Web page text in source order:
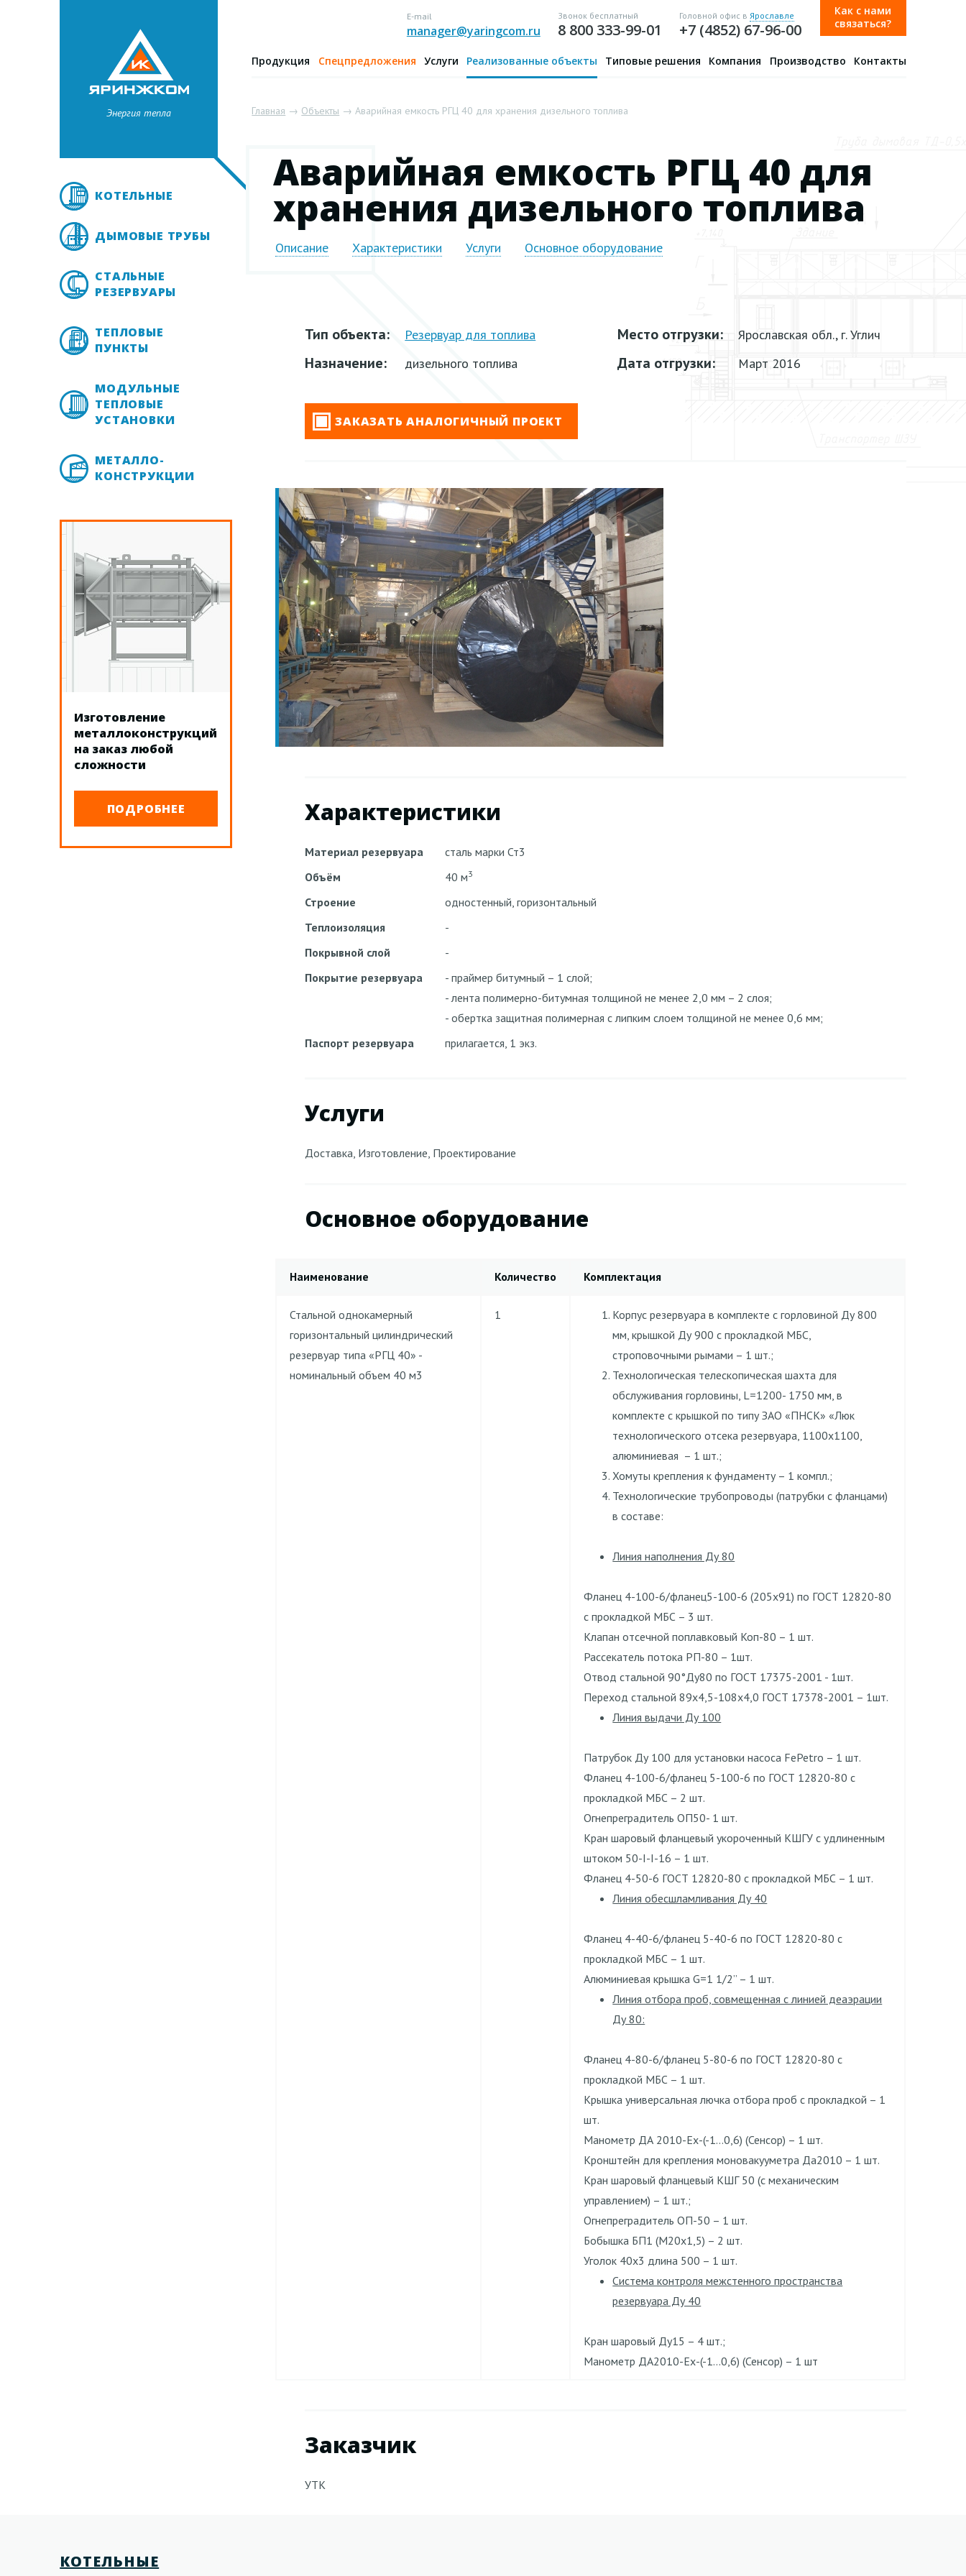
Энергия тепла
E-mail
manager@yaringcom.ru
Звонок бесплатный
8 800 333-99-01
Головной офис в Ярославле
+7 (4852) 67-96-00
Как с нами
связаться?
Продукция Спецпредложения Услуги Реализованные объекты Типовые решения Компания Производство Контакты
КОТЕЛЬНЫЕ
ДЫМОВЫЕ ТРУБЫ
СТАЛЬНЫЕ
РЕЗЕРВУАРЫ
ТЕПЛОВЫЕ
ПУНКТЫ
МОДУЛЬНЫЕ
ТЕПЛОВЫЕ
УСТАНОВКИ
МЕТАЛЛО-
КОНСТРУКЦИИ
Изготовление
металлоконструкций
на заказ любой
сложности
ПОДРОБНЕЕ
Главная → Объекты → Аварийная емкость РГЦ 40 для хранения дизельного топлива
Аварийная емкость РГЦ 40 для
хранения дизельного топлива
Описание Характеристики Услуги Основное оборудование
Тип объекта: Резервуар для топлива
Назначение: дизельного топлива
Место отгрузки: Ярославская обл., г. Углич
Дата отгрузки: Март 2016
ЗАКАЗАТЬ АНАЛОГИЧНЫЙ ПРОЕКТ
Характеристики
Материал резервуара
сталь марки Ст3
Объём
40 м3
Строение
одностенный, горизонтальный
Теплоизоляция
-
Покрывной слой
-
Покрытие резервуара
- праймер битумный – 1 слой;
- лента полимерно-битумная толщиной не менее 2,0 мм – 2 слоя;
- обертка защитная полимерная с липким слоем толщиной не менее 0,6 мм;
Паспорт резервуара
прилагается, 1 экз.
Услуги
Доставка, Изготовление, Проектирование
Основное оборудование
Наименование Количество Комплектация
Стальной однокамерный
горизонтальный цилиндрический
резервуар типа «РГЦ 40» -
номинальный объем 40 м3
1
Корпус резервуара в комплекте с горловиной Ду 800
мм, крышкой Ду 900 с прокладкой МБС,
строповочными рымами – 1 шт.;
Технологическая телескопическая шахта для
обслуживания горловины, L=1200- 1750 мм, в
комплекте с крышкой по типу ЗАО «ПНСК» «Люк
технологического отсека резервуара, 1100х1100,
алюминиевая – 1 шт.;
Хомуты крепления к фундаменту – 1 компл.;
Технологические трубопроводы (патрубки с фланцами)
в составе:
Линия наполнения Ду 80
Фланец 4-100-6/фланец5-100-6 (205х91) по ГОСТ 12820-80
с прокладкой МБС – 3 шт.
Клапан отсечной поплавковый Коп-80 – 1 шт.
Рассекатель потока РП-80 – 1шт.
Отвод стальной 90°Ду80 по ГОСТ 17375-2001 - 1шт.
Переход стальной 89х4,5-108х4,0 ГОСТ 17378-2001 – 1шт.
Линия выдачи Ду 100
Патрубок Ду 100 для установки насоса FePetro – 1 шт.
Фланец 4-100-6/фланец 5-100-6 по ГОСТ 12820-80 с
прокладкой МБС – 2 шт.
Огнепреградитель ОП50- 1 шт.
Кран шаровый фланцевый укороченный КШГУ с удлиненным
штоком 50-I-I-16 – 1 шт.
Фланец 4-50-6 ГОСТ 12820-80 с прокладкой МБС – 1 шт.
Линия обесшламливания Ду 40
Фланец 4-40-6/фланец 5-40-6 по ГОСТ 12820-80 с
прокладкой МБС – 1 шт.
Алюминиевая крышка G=1 1/2” – 1 шт.
Линия отбора проб, совмещенная с линией деаэрации
Ду 80:
Фланец 4-80-6/фланец 5-80-6 по ГОСТ 12820-80 с
прокладкой МБС – 1 шт.
Крышка универсальная лючка отбора проб с прокладкой – 1
шт.
Манометр ДА 2010-Ех-(-1…0,6) (Сенсор) – 1 шт.
Кронштейн для крепления моновакууметра Да2010 – 1 шт.
Кран шаровый фланцевый КШГ 50 (с механическим
управлением) – 1 шт.;
Огнепреградитель ОП-50 – 1 шт.
Бобышка БП1 (М20х1,5) – 2 шт.
Уголок 40х3 длина 500 – 1 шт.
Система контроля межстенного пространства
резервуара Ду 40
Кран шаровый Ду15 – 4 шт.;
Манометр ДА2010-Ех-(-1…0,6) (Сенсор) – 1 шт
Заказчик
УТК
КОТЕЛЬНЫЕ